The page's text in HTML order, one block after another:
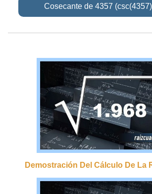
Cosecante de 4357
Demostración Del Cálculo De La